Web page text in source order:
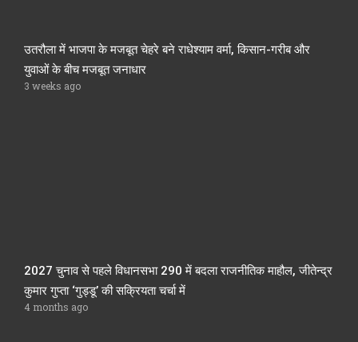
उतरौला में भाजपा के मजबूत चेहरे बने राधेश्याम वर्मा, किसान-गरीब और
युवाओं के बीच मजबूत जनाधार
3 weeks ago
2027 चुनाव से पहले विधानसभा 290 में बदला राजनीतिक माहौल, जीतेन्द्र
कुमार गुप्ता ‘गुड्डू’ की सक्रियता चर्चा में
4 months ago